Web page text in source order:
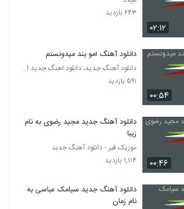
دانلود آهنگ جدید و زیبای آرمین عبدی با نام
۲۶۵ بازدید
Mohamad Afshar I Arteshe Sorkh
آهنگ لجباز از مهدی میزبانی(پاپ)
دانلود آهنگ جدید و زیبای کیوان طالبی زاده با
نام دلبرک
۲۸۴ بازدید
موزیک زیبای ماه ماهان از هادی حسن بیگی
۰۲:۱۲
۶۴۳ بازدید
۰۰:۵۴
دانلود آهنگ امو بند میدونستم
دانلود آهنگ جدید، دانلود اهنگ جدید ایرانی
۵۹۱ بازدید
۰۰:۴۶
دانلود آهنگ جدید مجید رضوی به نام
زیبا
موزیک قیر - دانلود آهنگ جدبد
۱,۱۱۴ بازدید
دانلود آهنگ جدید سیامک عباسی به
نام زمان